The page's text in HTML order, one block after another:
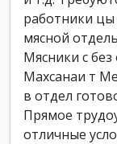
работники
мясной
Мясники с
Махсанаи т
в отдел
Прямое
отличные